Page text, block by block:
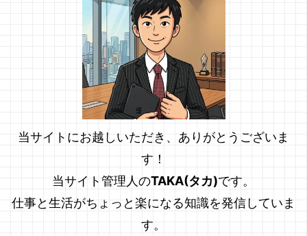
当サイトにお越しいただき、ありがとうございま
す！
当サイト管理人のTAKA(タカ)です。
仕事と生活がちょっと楽になる知識を発信していま
す。